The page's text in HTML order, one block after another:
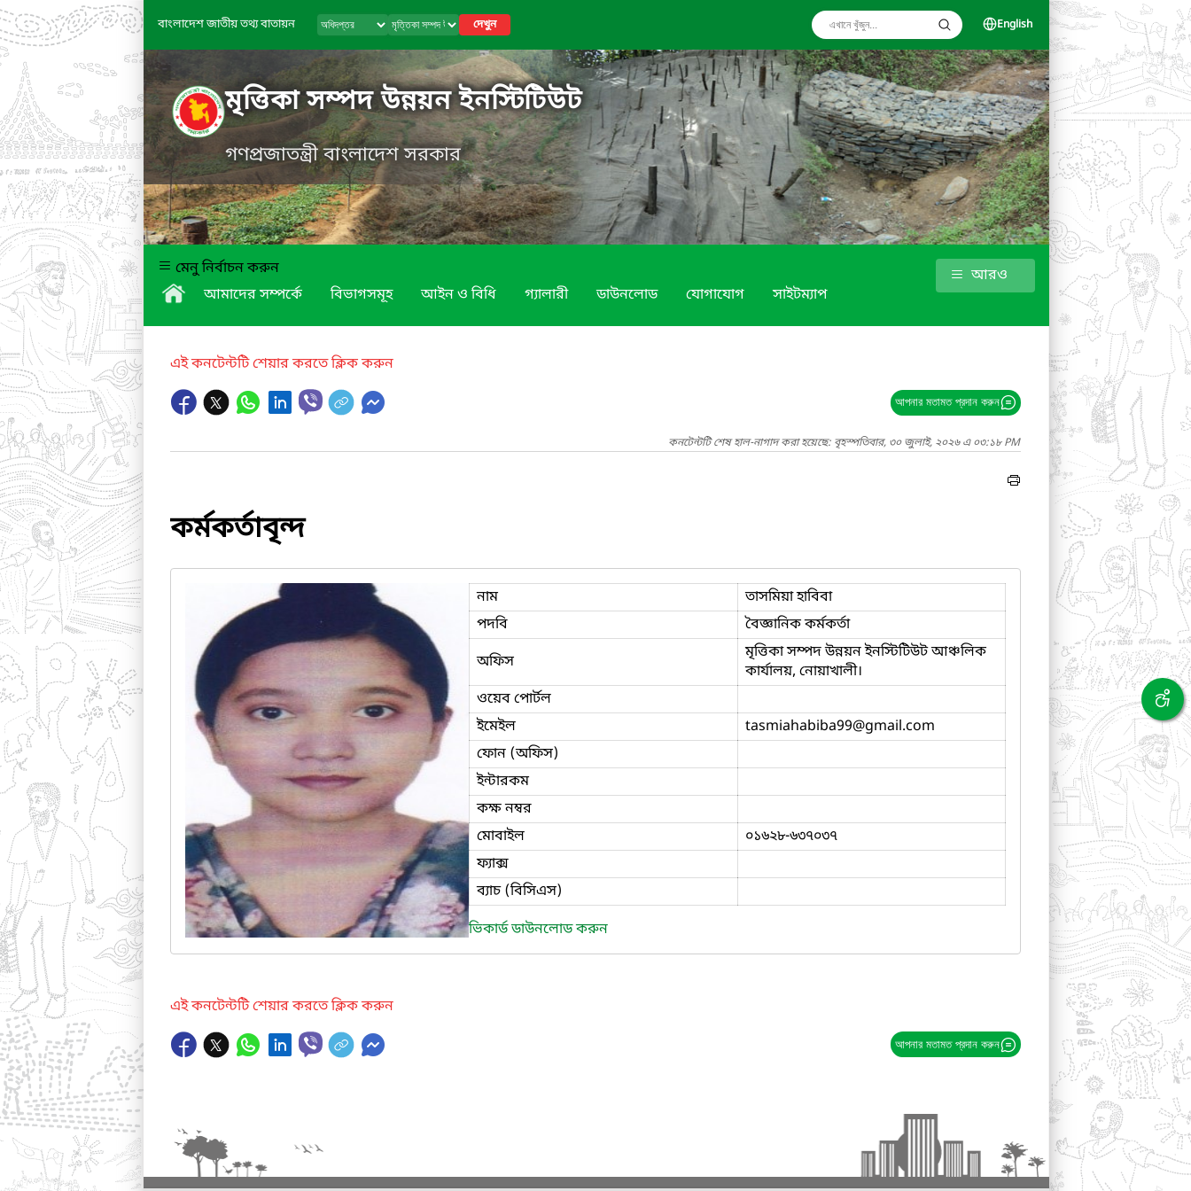
বাংলাদেশ জাতীয় তথ্য বাতায়ন দেখুন English
মৃত্তিকা সম্পদ উন্নয়ন ইনস্টিটিউট
গণপ্রজাতন্ত্রী বাংলাদেশ সরকার
মেনু নির্বাচন করুন
আমাদের সম্পর্কে
বিভাগসমূহ আইন ও বিধি গ্যালারী ডাউনলোড যোগাযোগ সাইটম্যাপ
আরও
এই কনটেন্টটি শেয়ার করতে ক্লিক করুন
আপনার মতামত প্রদান করুন
কনটেন্টটি শেষ হাল-নাগাদ করা হয়েছে: বৃহস্পতিবার, ৩০ জুলাই, ২০২৬ এ ০৩:১৮ PM
কর্মকর্তাবৃন্দ
নাম
তাসমিয়া হাবিবা
পদবি
বৈজ্ঞানিক কর্মকর্তা
অফিস
মৃত্তিকা সম্পদ উন্নয়ন ইনস্টিটিউট আঞ্চলিক
কার্যালয়, নোয়াখালী।
ওয়েব পোর্টল
ইমেইল
tasmiahabiba99@gmail.com
ফোন (অফিস)
ইন্টারকম
কক্ষ নম্বর
মোবাইল
০১৬২৮-৬৩৭০৩৭
ফ্যাক্স
ব্যাচ (বিসিএস)
ভিকার্ড ডাউনলোড করুন
এই কনটেন্টটি শেয়ার করতে ক্লিক করুন
আপনার মতামত প্রদান করুন